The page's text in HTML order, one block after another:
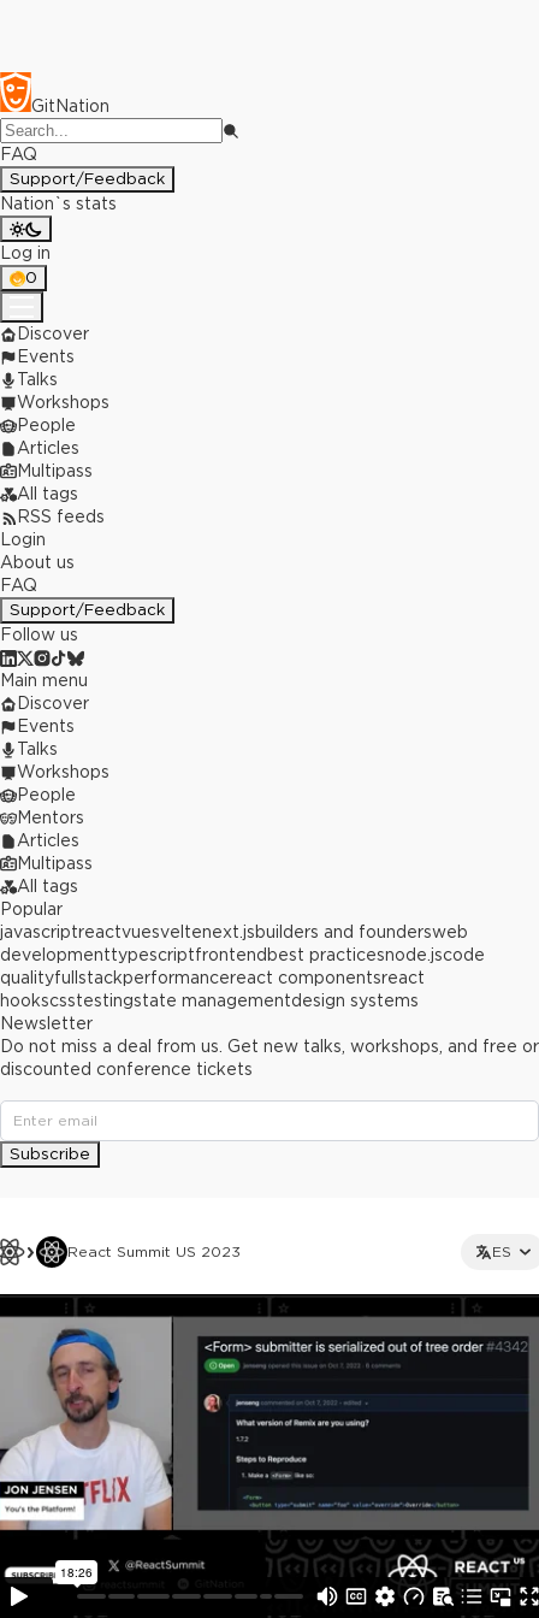
GitNation
FAQ
Support/Feedback
Nation`s stats
Log in
0
Discover
Events
Talks
Workshops
People
Articles
Multipass
All tags
RSS feeds
Login
About us
FAQ
Support/Feedback
Follow us
React Summit US 2023 ES
This ad is not shown to multipass and full ticket holders
Main menu
Discover
Events
Talks
Workshops
People
Mentors
Articles
Multipass
All tags
Popular
javascriptreactvuesveltenext.jsbuilders and foundersweb
developmenttypescriptfrontend best practicesnode.jscode
qualityfullstackperformancereact componentsreact
hookscsstestingstate managementdesign systems
Newsletter
Do not miss a deal from us. Get new talks, workshops, and free or
discounted conference tickets
Subscribe